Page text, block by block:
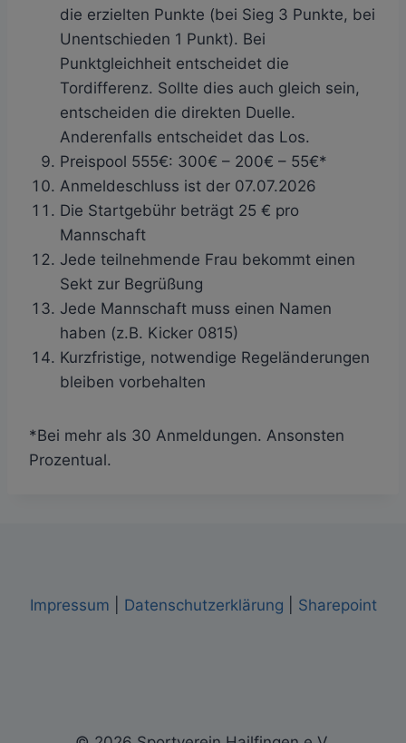
die erzielten Punkte (bei Sieg 3 Punkte, bei
Unentschieden 1 Punkt). Bei
Punktgleichheit entscheidet die
Tordifferenz. Sollte dies auch gleich sein,
entscheiden die direkten Duelle.
Anderenfalls entscheidet das Los.
Preispool 555€: 300€ – 200€ – 55€*
Anmeldeschluss ist der 07.07.2026
Die Startgebühr beträgt 25 € pro
Mannschaft
Jede teilnehmende Frau bekommt einen
Sekt zur Begrüßung
Jede Mannschaft muss einen Namen
haben (z.B. Kicker 0815)
Kurzfristige, notwendige Regeländerungen
bleiben vorbehalten
*Bei mehr als 30 Anmeldungen. Ansonsten
Prozentual.
Impressum Datenschutzerklärung Sharepoint